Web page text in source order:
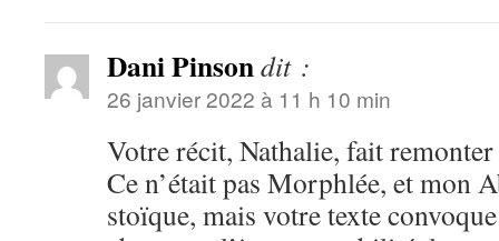
Dani Pinsondit :
26 janvier 2022 à 11 h 10 min
Votre récit, Nathalie, fait
Ce n’était pas Morphlée, et mon
stoïque, mais votre texte